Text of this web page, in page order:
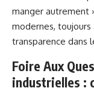
manger autrement
modernes,
transparence dans
Foire Aux
industrielles :